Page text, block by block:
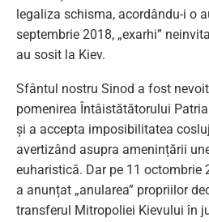
legaliza schisma, acordându-i o
septembrie 2018, „exarhi”
au sosit la Kiev.
Sfântul nostru Sinod a fost
pomenirea Întâistătătorului
și a accepta imposibilitatea
avertizând asupra amenințării
euharistică. Dar pe 11 octombrie
a anunțat „anularea” propriilor
transferul Mitropoliei Kievului în